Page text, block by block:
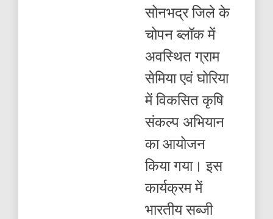
अभियान
का
किया
आयोजन
सोनभद्र जिले के
चोपन ब्लॉक में
अवस्थित ग्राम
सेमिया एवं घोरिया
में विकसित कृषि
संकल्प अभियान
का आयोजन
किया गया। इस
कार्यक्रम में
भारतीय सब्जी